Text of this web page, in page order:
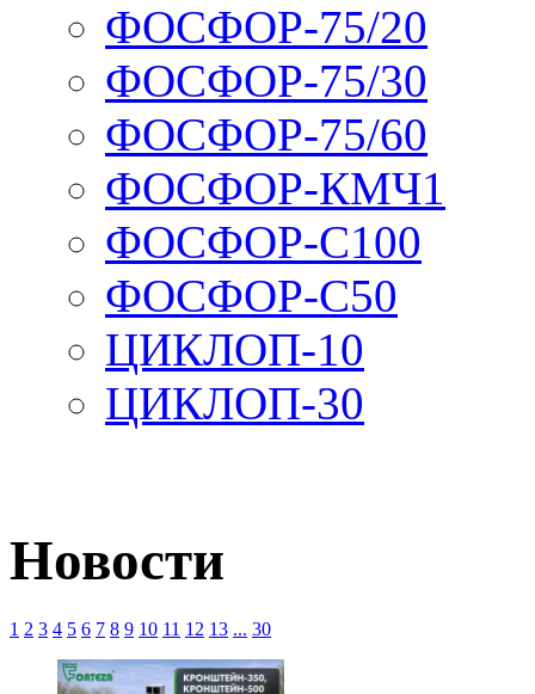
ФОСФОР-75/20
ФОСФОР-75/30
ФОСФОР-75/60
ФОСФОР-КМЧ1
ФОСФОР-С100
ФОСФОР-С50
ЦИКЛОП-10
ЦИКЛОП-30
Новости
1 2 3 4 5 6 7 8 9 10 11 12 13 ... 30